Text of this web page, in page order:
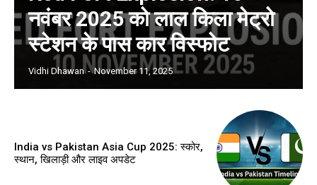
नवंबर 2025 को लाल किला मेट्रो
स्टेशन के पास कार विस्फोट
Vidhi Dhawan - November 11, 2025
India vs Pakistan Asia Cup 2025: स्कोर,
स्थान, खिलाड़ी और लाइव अपडेट